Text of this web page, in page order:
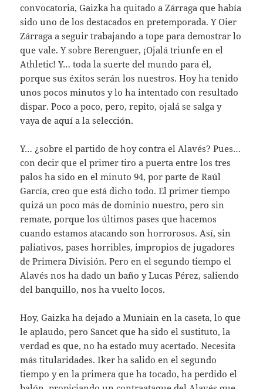
convocatoria, Gaizka ha quitado a Zárraga que había
sido uno de los destacados en pretemporada. Y Oier
Zárraga a seguir trabajando a tope para demostrar lo
que vale. Y sobre Berenguer, ¡Ojalá triunfe en el
Athletic! Y… toda la suerte del mundo para él,
porque sus éxitos serán los nuestros. Hoy ha tenido
unos pocos minutos y lo ha intentado con resultado
dispar. Poco a poco, pero, repito, ojalá se salga y
vaya de aquí a la selección.
Y… ¿sobre el partido de hoy contra el Alavés? Pues…
con decir que el primer tiro a puerta entre los tres
palos ha sido en el minuto 94, por parte de Raúl
García, creo que está dicho todo. El primer tiempo
quizá un poco más de dominio nuestro, pero sin
remate, porque los últimos pases que hacemos
cuando estamos atacando son horrorosos. Así, sin
paliativos, pases horribles, impropios de jugadores
de Primera División. Pero en el segundo tiempo el
Alavés nos ha dado un baño y Lucas Pérez, saliendo
del banquillo, nos ha vuelto locos.
Hoy, Gaizka ha dejado a Muniain en la caseta, lo que
le aplaudo, pero Sancet que ha sido el sustituto, la
verdad es que, no ha estado muy acertado. Necesita
más titularidades. Iker ha salido en el segundo
tiempo y en la primera que ha tocado, ha perdido el